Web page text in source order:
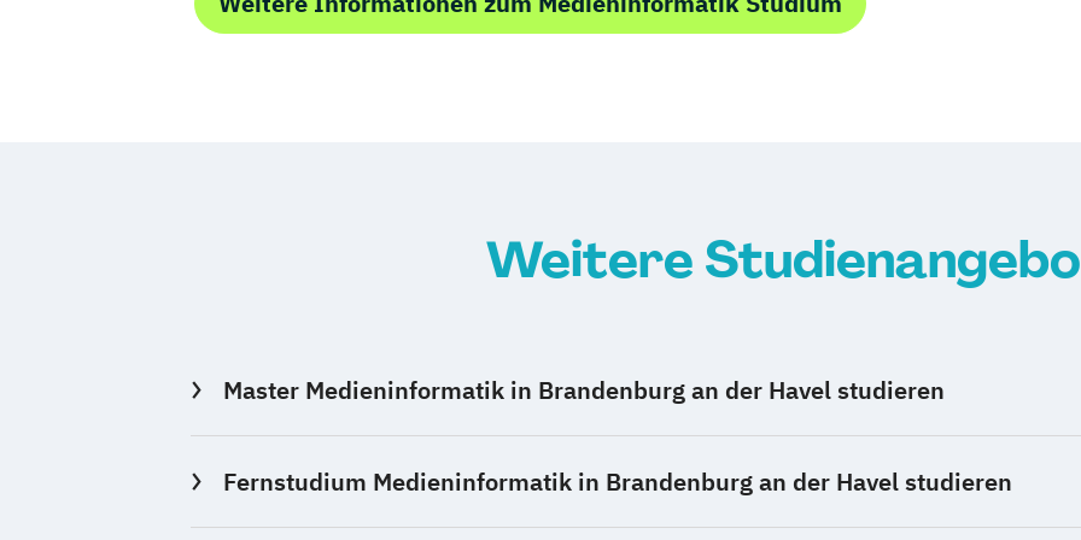
Weitere
Master Medieninformatik in Brandenburg an der Havel studieren
Fernstudium Medieninformatik in Brandenburg an der Havel studieren